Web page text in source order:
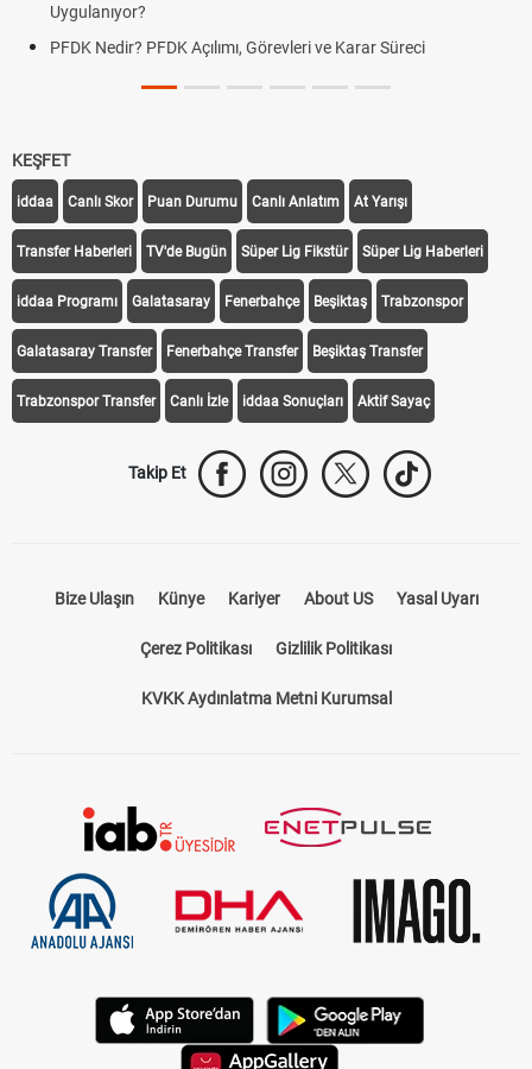
Uygulanıyor?
PFDK Nedir? PFDK Açılımı, Görevleri ve Karar Süreci
KEŞFET
iddaa Canlı Skor Puan Durumu Canlı Anlatım At Yarışı
Transfer Haberleri TV'de Bugün Süper Lig Fikstür Süper Lig Haberleri
iddaa Programı Galatasaray Fenerbahçe Beşiktaş Trabzonspor
Galatasaray Transfer Fenerbahçe Transfer Beşiktaş Transfer
Trabzonspor Transfer Canlı İzle iddaa Sonuçları Aktif Sayaç
Takip Et
Bize Ulaşın Künye Kariyer About US Yasal Uyarı
Çerez Politikası Gizlilik Politikası
KVKK Aydınlatma Metni Kurumsal